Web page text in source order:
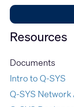
Resources
Documents
Intro to Q-SYS
Q-SYS